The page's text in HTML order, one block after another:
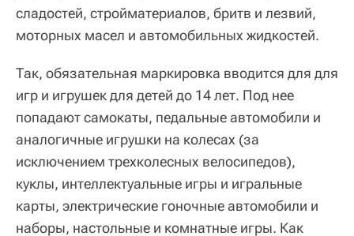
сладостей, стройматериалов, бритв и лезвий,
моторных масел и автомобильных жидкостей.
Так, обязательная маркировка вводится для для
игр и игрушек для детей до 14 лет. Под нее
попадают самокаты, педальные автомобили и
аналогичные игрушки на колесах (за
исключением трехколесных велосипедов),
куклы, интеллектуальные игры и игральные
карты, электрические гоночные автомобили и
наборы, настольные и комнатные игры. Как